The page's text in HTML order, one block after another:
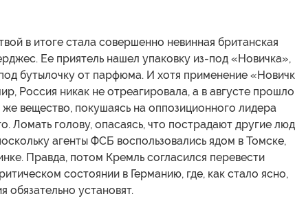
в итоге стала совершенно невинная британская
Ее приятель нашел упаковку из-под «Новичка»,
бутылочку от парфюма. И хотя применение
Россия никак не отреагировала, а в августе
вещество, покушаясь на оппозиционного лидера
Ломать голову, опасаясь, что пострадают другие
агенты ФСБ воспользовались ядом в Томске,
Правда, потом Кремль согласился перевести
состоянии в Германию, где, как стало ясно,
обязательно установят.